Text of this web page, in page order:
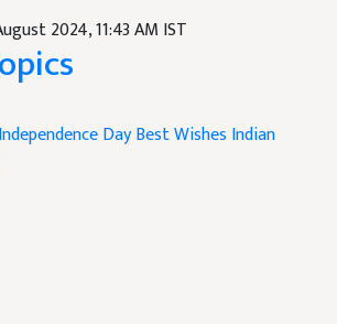
2024, 11:43 AM IST
Independence Day Best Wishes Indian